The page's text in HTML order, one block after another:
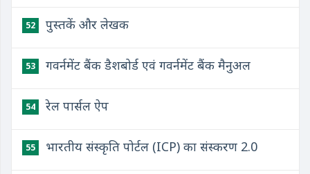
52 पुस्तकें और लेखक
53 गवर्नमेंट बैंक डैशबोर्ड एवं गवर्नमेंट बैंक मैनुअल
54 रेल पार्सल ऐप
55 भारतीय संस्कृति पोर्टल (ICP) का संस्करण 2.0